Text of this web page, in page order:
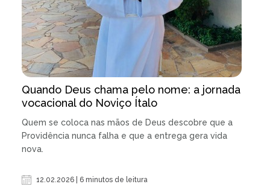
Quando Deus chama pelo nome: a jornada
vocacional do Noviço Ítalo
Quem se coloca nas mãos de Deus descobre que a
Providência nunca falha e que a entrega gera vida
nova.
12.02.2026 | 6 minutos de leitura